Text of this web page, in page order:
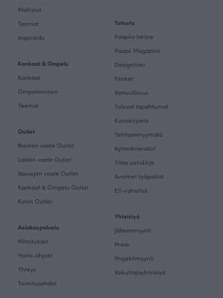
Mallistot
Teemat
Inspiroidu
Kankaat & Ompelu
Kankaat
Ompeleminen
Teemat
Outlet
Naisten vaate Outlet
Lasten vaate Outlet
Vauvojen vaate Outlet
Kankaat & Ompelu Outlet
Kotiin Outlet
Asiakaspalvelu
Mitoitukset
Hoito-ohjeet
Yhteys
Toimitusehdot
Tutustu
Paapiin tarina
Paapii Magazine
Designtiimi
Finsket
Vastuullisuus
Tulevat tapahtumat
Kuosikirjasto
Tehtaanmyymälä
Ryhmävierailut
Tilaa uutiskirje
Avoimet työpaikat
EU-rahoitus
Yhteistyö
Jälleenmyynti
Press
Projektimyynti
Vaikuttajayhteistyö